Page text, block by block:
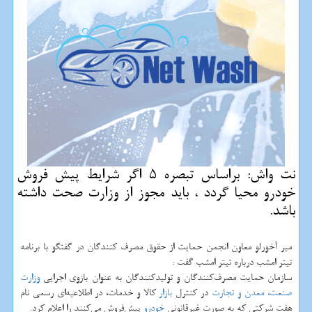
نت واش: براساس تبصره 5 اگر شرایط پیش فروش
خودرو محیا گردد ، باید مجوز از وزارت صحت داشته
باشد.
میر آخورلو معاون انجمن حمایت از حقوق مصرف كنندگان در گفتگو با برنامه
تیتر امشب درباره تیتر امشب گفت :
سازمان حمایت مصرف‌كنندگان و تولیدكنندگان به عنوان بازوی اجراییوزارت
صنعت، معدن و تجارت در كنترل بازار كالا و خدمات، در اطلاعیه‌ای رسمی نام
هفت شركتی كه به صورت غیرقانونی خودرو پیش‌فروش می‌كنند را اعلام كرد.